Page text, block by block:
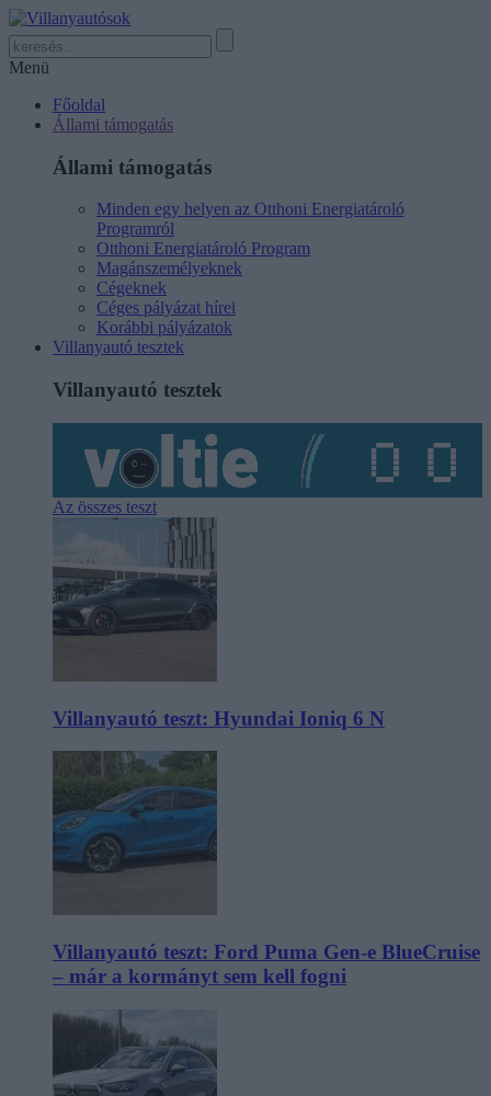
Menü
Főoldal
Állami támogatás
Állami támogatás
Minden egy helyen az Otthoni Energiatároló
Programról
Otthoni Energiatároló Program
Magánszemélyeknek
Cégeknek
Céges pályázat hírei
Korábbi pályázatok
Villanyautó tesztek
Villanyautó tesztek
Az összes teszt
Villanyautó teszt: Hyundai Ioniq 6 N
Villanyautó teszt: Ford Puma Gen-e BlueCruise
– már a kormányt sem kell fogni